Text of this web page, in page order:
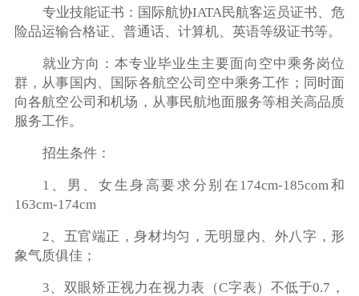
专业技能证书：国际航协IATA民航客运员证书、危
险品运输合格证、普通话、计算机、英语等级证书等。
就业方向：本专业毕业生主要面向空中乘务岗位
群，从事国内、国际各航空公司空中乘务工作；同时面
向各航空公司和机场，从事民航地面服务等相关高品质
服务工作。
招生条件：
1、男、女生身高要求分别在174cm-185com和
163cm-174cm
2、五官端正，身材均匀，无明显内、外八字，形
象气质俱佳；
3、双眼矫正视力在视力表（C字表）不低于0.7，